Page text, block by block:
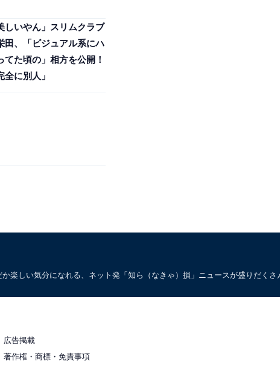
しいやん」スリムクラブ
田、「ビジュアル系にハ
てた頃の」相方を公開！
全に別人」
しい気分になれる、ネット発「知ら（なきゃ）損」ニュースが盛りだくさ
広告掲載
著作権・商標・免責事項